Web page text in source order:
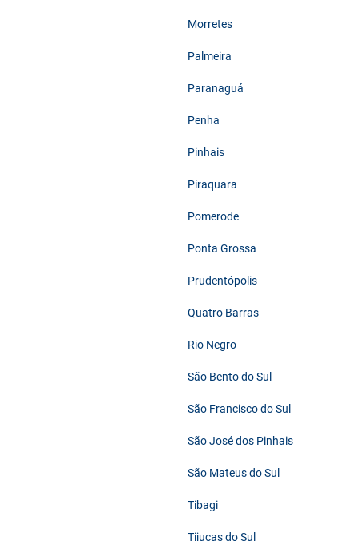
Morretes
Palmeira
Paranaguá
Penha
Pinhais
Piraquara
Pomerode
Ponta Grossa
Prudentópolis
Quatro Barras
Rio Negro
São Bento do Sul
São Francisco do Sul
São José dos Pinhais
São Mateus do Sul
Tibagi
Tijucas do Sul